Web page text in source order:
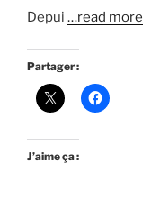
Depui …read more
Partager :
J’aime ça :